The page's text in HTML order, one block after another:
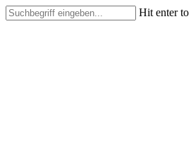
Skip
to
Hit enter to